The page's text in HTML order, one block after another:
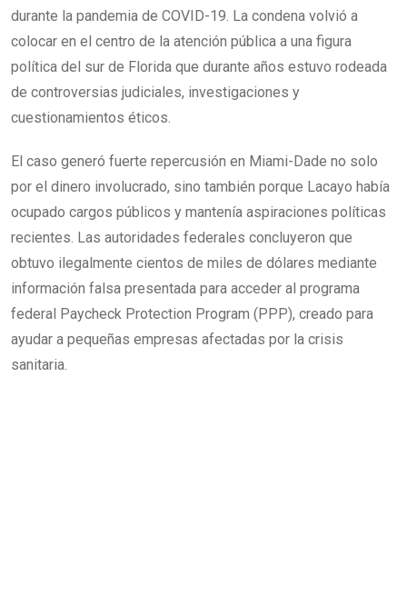
durante la pandemia de COVID-19. La condena volvió a
colocar en el centro de la atención pública a una figura
política del sur de Florida que durante años estuvo rodeada
de controversias judiciales, investigaciones y
cuestionamientos éticos.
El caso generó fuerte repercusión en Miami-Dade no solo
por el dinero involucrado, sino también porque Lacayo había
ocupado cargos públicos y mantenía aspiraciones políticas
recientes. Las autoridades federales concluyeron que
obtuvo ilegalmente cientos de miles de dólares mediante
información falsa presentada para acceder al programa
federal Paycheck Protection Program (PPP), creado para
ayudar a pequeñas empresas afectadas por la crisis
sanitaria.